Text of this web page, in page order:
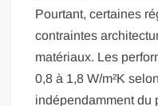
Pourtant, certaines
contraintes
matériaux. Les
0,8 à 1,8 W/m²K
indépendamment du